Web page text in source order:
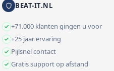
BEAT-IT.NL
+71.000 klanten gingen u voor
+25 jaar ervaring
Pijlsnel contact
Gratis support op afstand